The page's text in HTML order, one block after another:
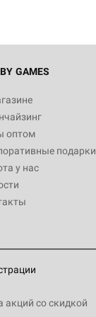
GAMES
оптом
подарки
у нас
акций со скидкой